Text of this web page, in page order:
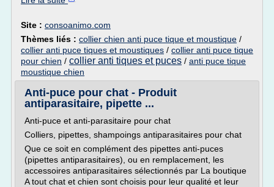
Site : consoanimo.com
Thèmes liés : collier chien anti puce tique et moustique /
collier anti puce tiques et moustiques / collier anti puce tique
pour chien / collier anti tiques et puces / anti puce tique
moustique chien
Anti-puce pour chat - Produit
antiparasitaire, pipette ...
Anti-puce et anti-parasitaire pour chat
Colliers, pipettes, shampoings antiparasitaires pour chat
Que ce soit en complément des pipettes anti-puces
(pipettes antiparasitaires), ou en remplacement, les
accessoires antiparasitaires sélectionnés par La boutique
A tout chat et chien sont choisis pour leur qualité et leur